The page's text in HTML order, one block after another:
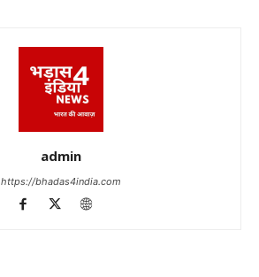
admin
https://bhadas4india.com